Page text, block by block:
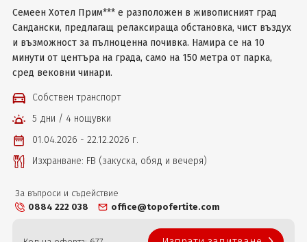
Семеен Хотел Прим*** е разположен в живописният град
Сандански, предлагащ релаксираща обстановка, чист въздух
и възможност за пълноценна почивка. Намира се на 10
минути от центъра на града, само на 150 метра от парка,
сред вековни чинари.
Собствен транспорт
5 дни / 4 нощувки
01.04.2026 - 22.12.2026 г.
Изхранване: FB (закуска, обяд и вечеря)
За въпроси и съдействие
0884 222 038
office@topofertite.com